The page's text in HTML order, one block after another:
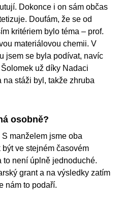
Dokonce i on sám občas
Doufám, že se od
kritériem bylo téma – prof.
materiálovou chemii. V
jsem se byla podívat, navíc
už díky Nadaci
na stáži byl, takže zhruba
osobně?
manželem jsme oba
ve stejném časovém
to není úplně jednoduché.
grant a na výsledky zatím
nám to podaří.